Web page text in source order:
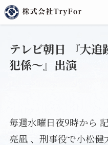
テレビ朝日 『大追
犯係～』出演
毎週水曜日夜9時から
亮凪 、刑事役で小松健